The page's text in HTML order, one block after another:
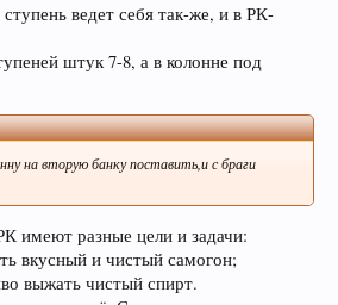
ведет себя так-же, и в РК-
штук 7-8, а в колонне под
на вторую банку поставить,и с браги
имеют разные цели и задачи:
вкусный и чистый самогон;
выжать чистый спирт.